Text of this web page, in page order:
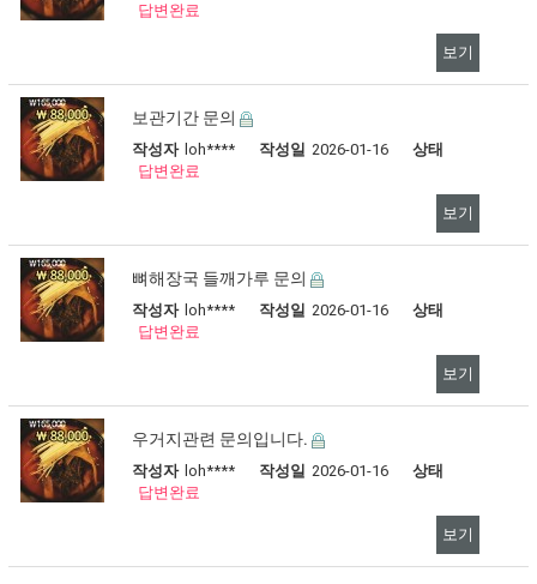
답변완료
보기
보관기간 문의
작성자 loh**** 작성일 2026-01-16
상태
답변완료
보기
뼈해장국 들깨가루 문의
작성자 loh**** 작성일 2026-01-16
상태
답변완료
보기
우거지관련 문의입니다.
작성자 loh**** 작성일 2026-01-16
상태
답변완료
보기